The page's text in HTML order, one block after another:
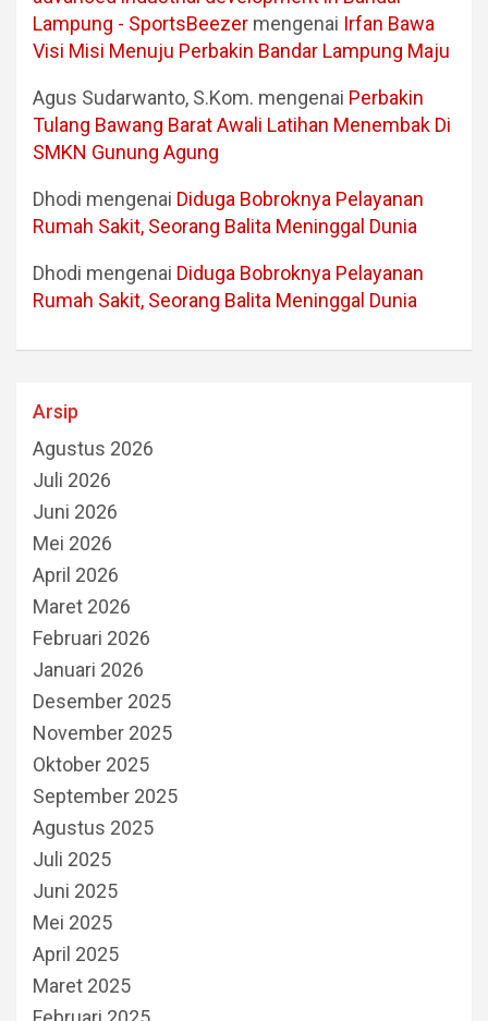
Lampung - SportsBeezer mengenai Irfan Bawa
Visi Misi Menuju Perbakin Bandar Lampung Maju
Agus Sudarwanto, S.Kom. mengenai Perbakin
Tulang Bawang Barat Awali Latihan Menembak Di
SMKN Gunung Agung
Dhodi mengenai Diduga Bobroknya Pelayanan
Rumah Sakit, Seorang Balita Meninggal Dunia
Dhodi mengenai Diduga Bobroknya Pelayanan
Rumah Sakit, Seorang Balita Meninggal Dunia
Arsip
Agustus 2026
Juli 2026
Juni 2026
Mei 2026
April 2026
Maret 2026
Februari 2026
Januari 2026
Desember 2025
November 2025
Oktober 2025
September 2025
Agustus 2025
Juli 2025
Juni 2025
Mei 2025
April 2025
Maret 2025